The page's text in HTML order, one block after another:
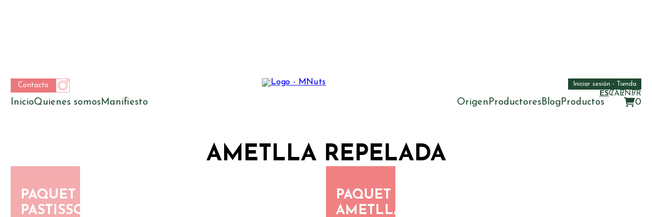
Contacto
InicioQuienes somosManifiesto
Iniciar sesión - Tienda
ESCAEN FR
Origen ProductoresBlogProductos 0
AMETLLA REPELADA
PAQUET
PASTISSOS
PAQUET
AMETLLA